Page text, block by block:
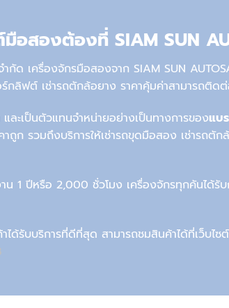
อสองต้องที่ SIAM SUN
ำกัด เครื่องจักรมือสองจาก SIAM SUN
กลิฟต์ เช่ารถตักล้อยาง ราคาคุ้มค่าสามารถติด
และเป็นตัวแทนจำหน่ายอย่างเป็นทางการของแบ
าถูก รวมถึงบริการให้เช่ารถขุดมือสอง เช่ารถตัก
าน 1 ปีหรือ 2,000 ชั่วโมง เครื่องจักรทุกคันได้รั
ได้รับบริการที่ดีที่สุด สามารถชมสินค้าได้ที่เว็บไซต์